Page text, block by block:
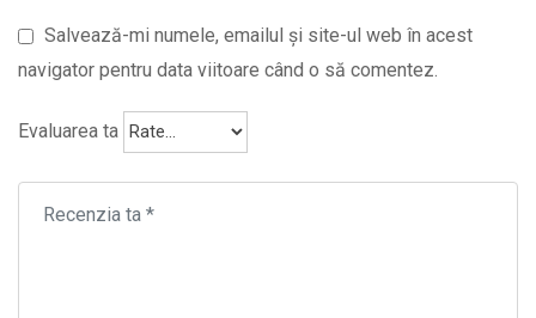
Salvează-mi numele, emailul și site-ul web în acest
navigator pentru data viitoare când o să comentez.
Evaluarea ta